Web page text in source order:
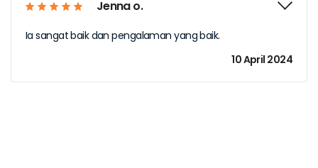
Jenna o.
Ia sangat baik dan pengalaman yang baik.
10 April 2024